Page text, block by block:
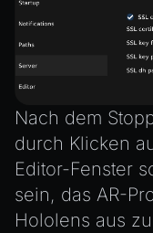
Nach dem
durch Klicken
Editor-Fenster
sein, das AR-
Hololens aus